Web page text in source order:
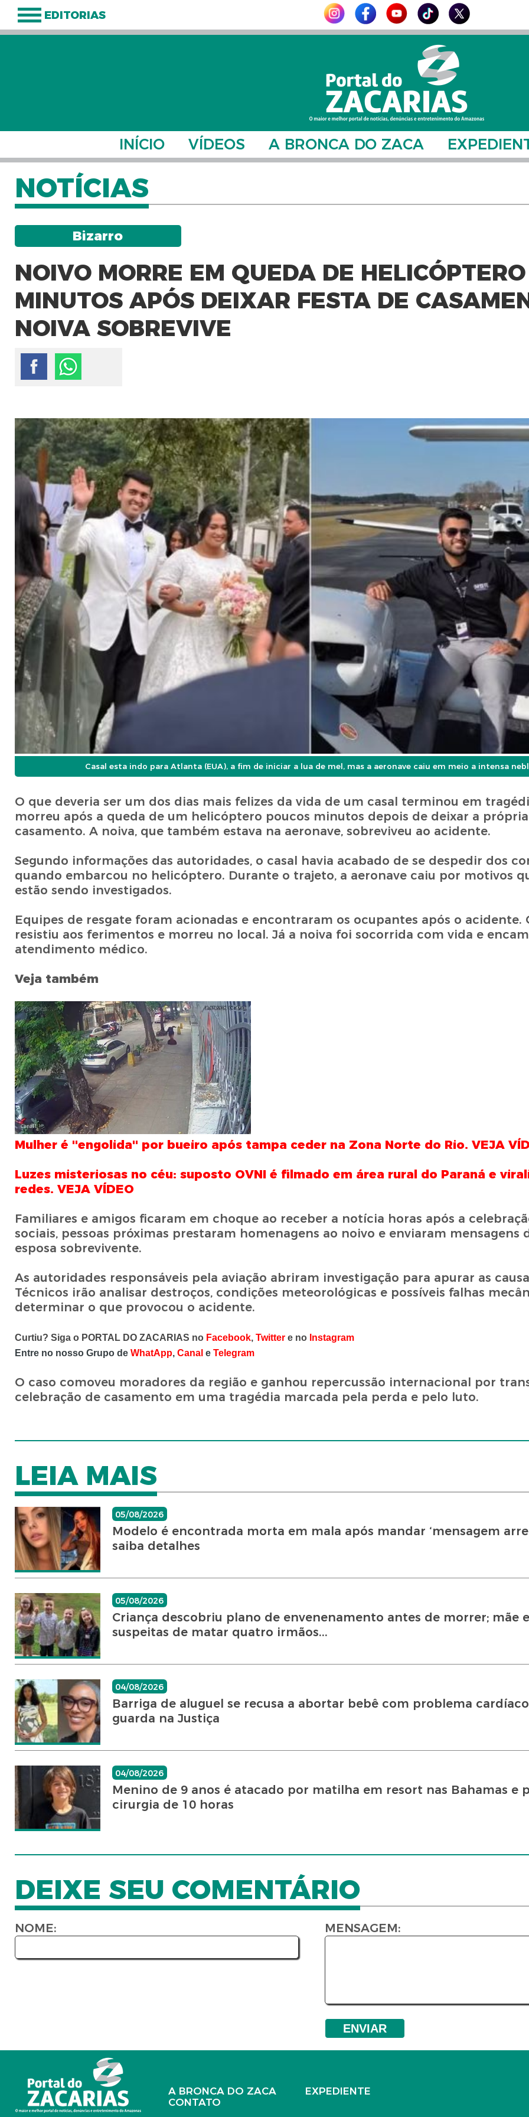
EDITORIAS
INÍCIO VÍDEOS A BRONCA DO ZACA
NOTÍCIAS
Bizarro
NOIVO MORRE EM QUEDA DE HELICÓPTERO
MINUTOS APÓS DEIXAR FESTA DE
NOIVA SOBREVIVE
Casal esta indo para Atlanta (EUA), a fim de iniciar a lua de mel, mas a aeronave caiu em meio a intensa
O que deveria ser um dos dias mais felizes da vida de um casal terminou em
morreu após a queda de um helicóptero poucos minutos depois de deixar a
casamento. A noiva, que também estava na aeronave, sobreviveu ao acidente.
Segundo informações das autoridades, o casal havia acabado de se despedir dos
quando embarcou no helicóptero. Durante o trajeto, a aeronave caiu por motivos
estão sendo investigados.
Equipes de resgate foram acionadas e encontraram os ocupantes após o acidente.
resistiu aos ferimentos e morreu no local. Já a noiva foi socorrida com vida e
atendimento médico.
Veja também
Mulher é ''engolida'' por bueiro após tampa ceder na Zona Norte do Rio. VEJA
Luzes misteriosas no céu: suposto OVNI é filmado em área rural do Paraná e
redes. VEJA VÍDEO
Familiares e amigos ficaram em choque ao receber a notícia horas após a
sociais, pessoas próximas prestaram homenagens ao noivo e enviaram mensagens
esposa sobrevivente.
As autoridades responsáveis pela aviação abriram investigação para apurar as
Técnicos irão analisar destroços, condições meteorológicas e possíveis falhas
determinar o que provocou o acidente.
Curtiu? Siga o PORTAL DO ZACARIAS no Facebook, Twittere no Instagram
Entre no nosso Grupo de WhatApp, Canal e Telegram
O caso comoveu moradores da região e ganhou repercussão internacional por
celebração de casamento em uma tragédia marcada pela perda e pelo luto.
LEIA MAIS
05/08/2026
Modelo é encontrada morta em mala após mandar ‘mensagem
saiba detalhes
05/08/2026
Criança descobriu plano de envenenamento antes de morrer; mãe
suspeitas de matar quatro irmãos...
04/08/2026
Barriga de aluguel se recusa a abortar bebê com problema
guarda na Justiça
04/08/2026
Menino de 9 anos é atacado por matilha em resort nas Bahamas e
cirurgia de 10 horas
DEIXE SEU COMENTÁRIO
NOME: MENSAGEM:
A BRONCA DO ZACA
EXPEDIENTE
CONTATO